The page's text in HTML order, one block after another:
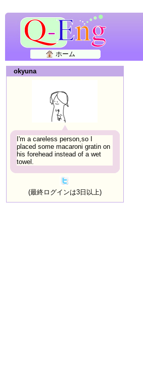
ホーム
okyuna
I'm a careless person,so I
placed some macaroni gratin on
his forehead instead of a wet
towel.
(最終ログインは3日以上)